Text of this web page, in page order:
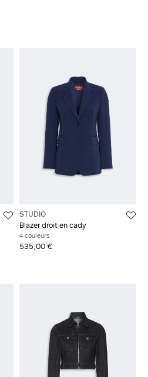
STUDIO
Blazer droit en cady
4 couleurs
535,00 €